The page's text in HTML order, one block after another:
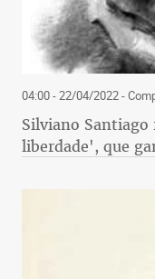
04:00 - 22/04/2022-
Silviano
liberdade', que